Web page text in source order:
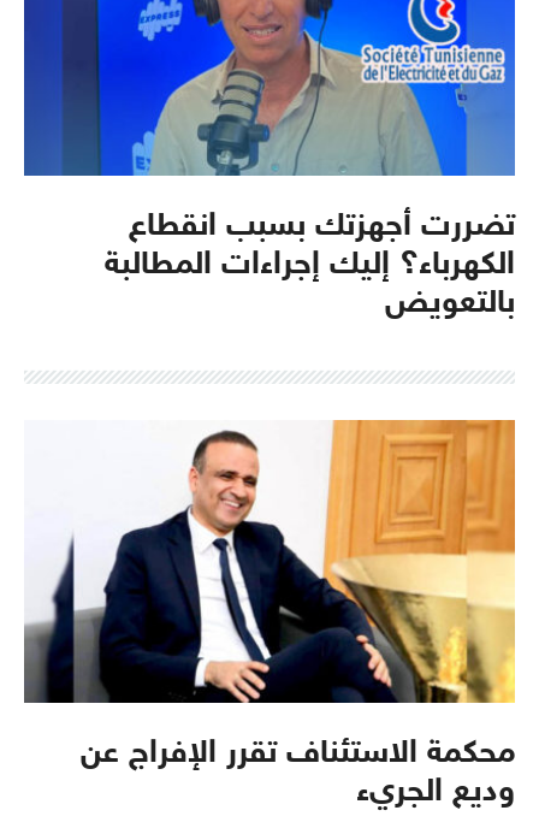
تضررت أجهزتك بسبب انقطاع
الكهرباء؟ إليك إجراءات المطالبة
بالتعويض
محكمة الاستئناف تقرر الإفراج عن
وديع الجريء